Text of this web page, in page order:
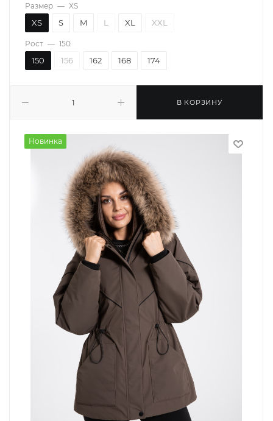
В КОРЗИНУ
Размер — XS
XS S M L XL XXL
Рост — 150
150 156 162 168 174
Новинка